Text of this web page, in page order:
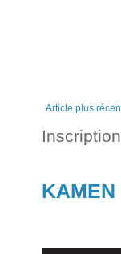
Article plus
KAMEN